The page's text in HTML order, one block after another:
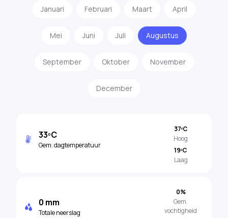
Januari Februari Maart April
Mei Juni Juli Augustus
September Oktober November
December
33ºC
Gem. dagtemperatuur
37ºC
Hoog
19ºC
Laag
0 mm
Totale neerslag
0%
Gem.
vochtigheid